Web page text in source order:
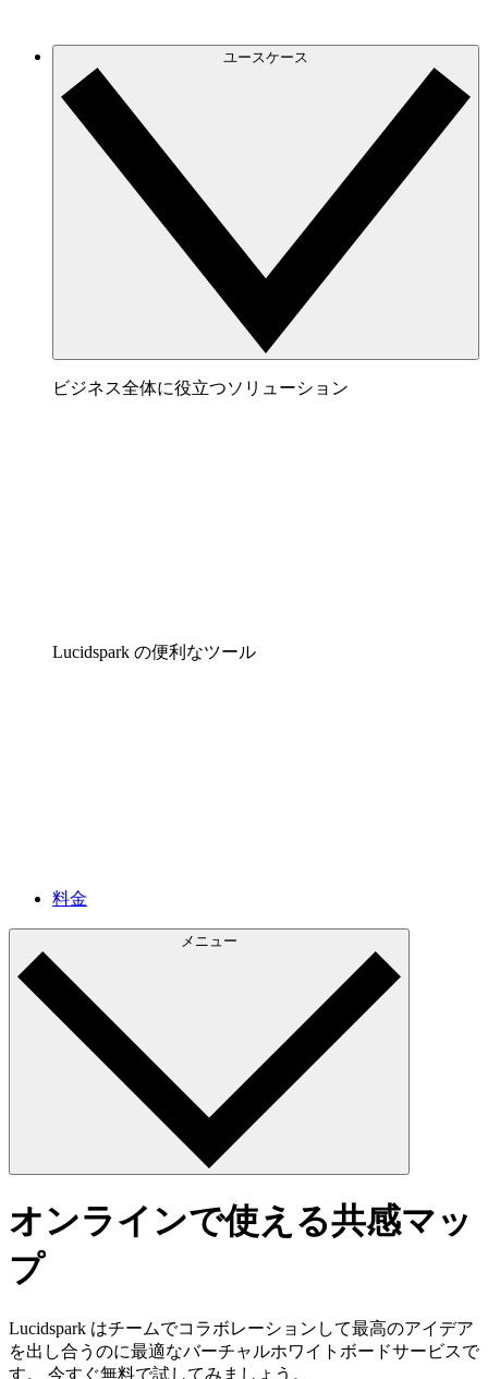
ユースケース
ビジネス全体に役立つソリューション
Lucidspark の便利なツール
料金
メニュー
オンラインで使える共感マッ
プ
Lucidspark はチームでコラボレーションして最高のアイデア
を出し合うのに最適なバーチャルホワイトボードサービスで
す。 今すぐ無料で試してみましょう。